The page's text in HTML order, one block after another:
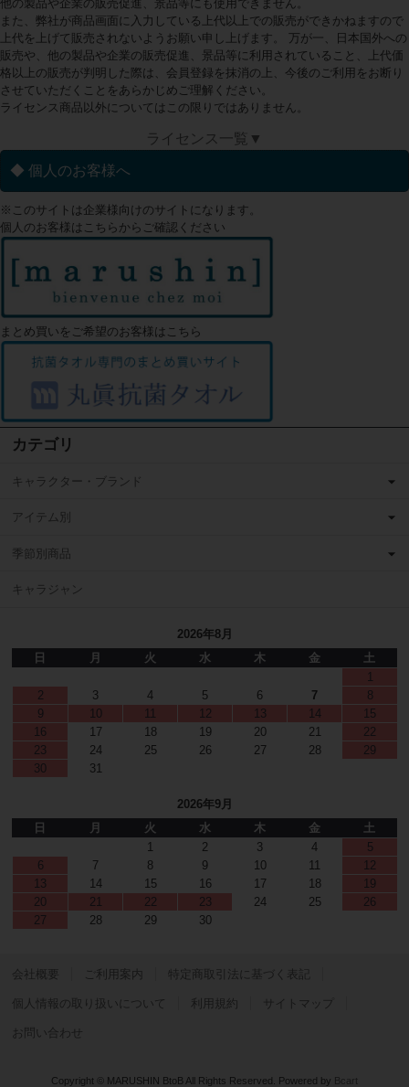
他の製品や企業の販売促進、景品等にも使用できません。
また、弊社が商品画面に入力している上代以上での販売ができかねますので
上代を上げて販売されないようお願い申し上げます。 万が一、日本国外への
販売や、他の製品や企業の販売促進、景品等に利用されていること、上代価
格以上の販売が判明した際は、会員登録を抹消の上、今後のご利用をお断り
させていただくことをあらかじめご理解ください。
ライセンス商品以外についてはこの限りではありません。
ライセンス一覧▼
◆ 個人のお客様へ
※このサイトは企業様向けのサイトになります。
個人のお客様はこちらからご確認ください
まとめ買いをご希望のお客様はこちら
カテゴリ
キャラクター・ブランド
アイテム別
季節別商品
キャラジャン
2026年8月
日
月 火 水 木 金
土
1
2
3 4 5 6 7
8
9
10 11 12 13 14
15
16
17 18 19 20 21
22
23
24 25 26 27 28
29
30
31
2026年9月
日
月 火 水 木 金
土
1
2 3 4
5
6
7 8 9 10 11
12
13
14 15 16 17 18
19
20
21 22 23 24 25
26
27
28 29 30
会社概要 ご利用案内 特定商取引法に基づく表記
個人情報の取り扱いについて 利用規約 サイトマップ
お問い合わせ
Copyright © MARUSHIN BtoB All Rights Reserved. Powered by Bcart